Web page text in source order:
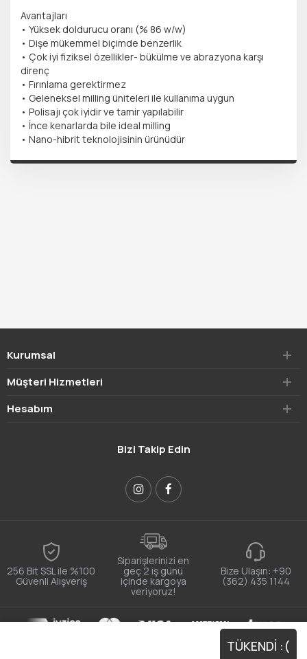
Onaylıyorum
TÜKENDİ :(
Avantajları
• Yüksek doldurucu oranı (% 86 w/w)
• Dişe mükemmel biçimde benzerlik
• Çok iyi fiziksel özellikler- bükülme ve abrazyona karşı
direnç
• Fırınlama gerektirmez
• Geleneksel milling üniteleri ile kullanıma uygun
• Polisajı çok iyidir ve tamir yapılabilir
• İnce kenarlarda bile ideal milling
• Nano-hibrit teknolojisinin ürünüdür
Kurumsal
Müşteri Hizmetleri
Hesabım
Bizi Takip Edin
256 Bit SSL ile %100
Güvenli Alışveriş
Siparişlerinizi en
geç 2 iş günü
içinde kargoya
veriyoruz!
Bize Ulaşın: +90
(362) 435 1144